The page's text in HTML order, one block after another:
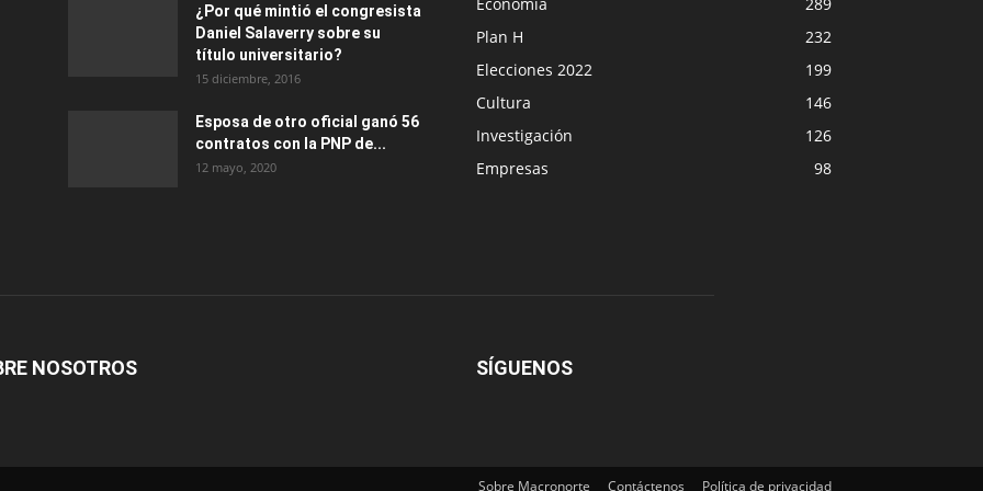
¿Por qué mintió el congresista
Daniel Salaverry sobre su
título universitario?
15 diciembre, 2016
Esposa de otro oficial ganó 56
contratos con la PNP de...
12 mayo, 2020
Plan H
232
Elecciones 2022
199
Cultura
146
Investigación
126
Empresas
98
NOSOTROS SÍGUENOS
Sobre Macronorte Contáctenos Política de privacidad